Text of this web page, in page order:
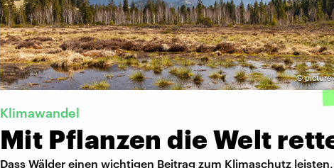
©picture
Klimawandel
Mit Pflanzen die Welt
Dass Wälder einen wichtigen Beitrag zum Klimaschutz